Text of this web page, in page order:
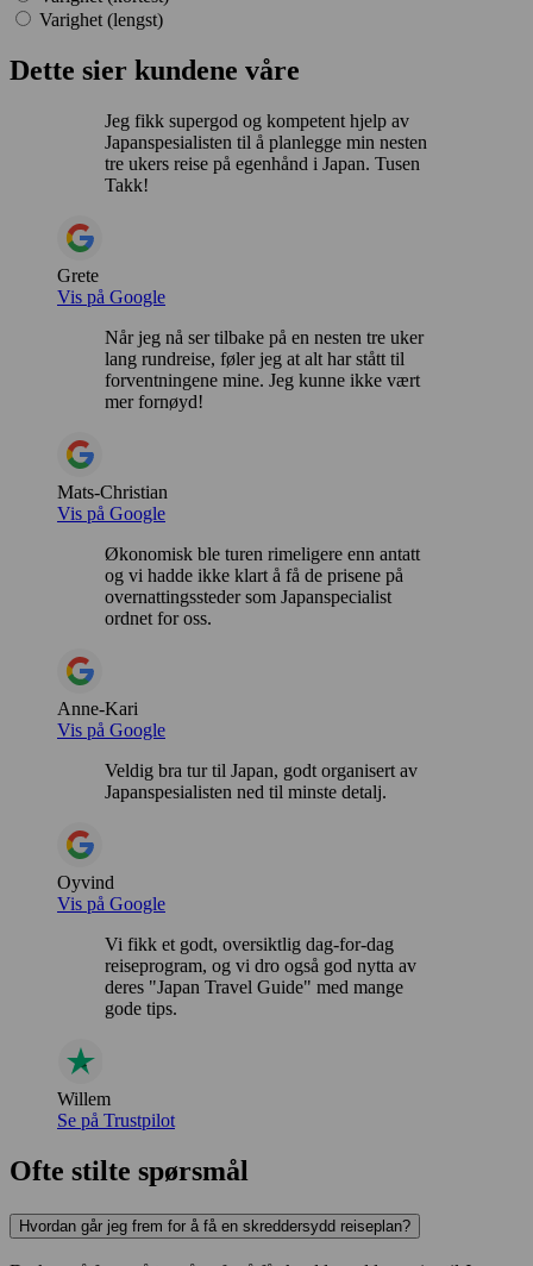
Varighet (lengst)
Dette sier kundene våre
Jeg fikk supergod og kompetent hjelp av
Japanspesialisten til å planlegge min nesten
tre ukers reise på egenhånd i Japan. Tusen
Takk!
Grete
Vis på Google
Når jeg nå ser tilbake på en nesten tre uker
lang rundreise, føler jeg at alt har stått til
forventningene mine. Jeg kunne ikke vært
mer fornøyd!
Mats-Christian
Vis på Google
Økonomisk ble turen rimeligere enn antatt
og vi hadde ikke klart å få de prisene på
overnattingssteder som Japanspecialist
ordnet for oss.
Anne-Kari
Vis på Google
Veldig bra tur til Japan, godt organisert av
Japanspesialisten ned til minste detalj.
Oyvind
Vis på Google
Vi fikk et godt, oversiktlig dag-for-dag
reiseprogram, og vi dro også god nytta av
deres "Japan Travel Guide" med mange
gode tips.
Willem
Se på Trustpilot
Ofte stilte spørsmål
Hvordan går jeg frem for å få en skreddersydd reiseplan?